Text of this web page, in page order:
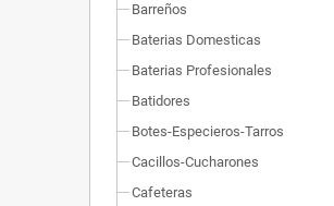
Barreños
Baterias Domesticas
Baterias Profesionales
Batidores
Botes-Especieros-Tarros
Cacillos-Cucharones
Cafeteras